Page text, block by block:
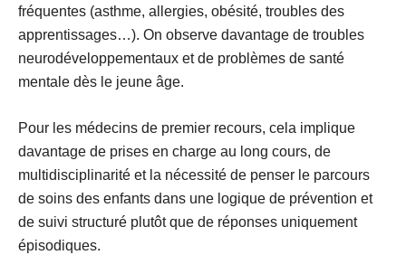
fréquentes (asthme, allergies, obésité, troubles des
apprentissages…). On observe davantage de troubles
neurodéveloppementaux et de problèmes de santé
mentale dès le jeune âge.
Pour les médecins de premier recours, cela implique
davantage de prises en charge au long cours, de
multidisciplinarité et la nécessité de penser le parcours
de soins des enfants dans une logique de prévention et
de suivi structuré plutôt que de réponses uniquement
épisodiques.